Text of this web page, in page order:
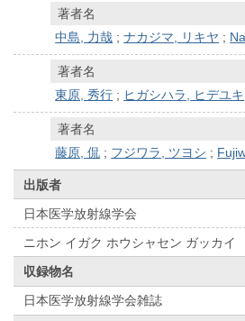
著者名
中島, 力哉 ;ナカジマ, リキヤ ;
著者名
東原, 秀行 ; ヒガシハラ, ヒデユキ
著者名
藤原, 侃 ; フジワラ, ツヨシ ;
出版者
日本医学放射線学会
ニホン イガク ホウシャセン ガッカイ
収録物名
日本医学放射線学会雑誌